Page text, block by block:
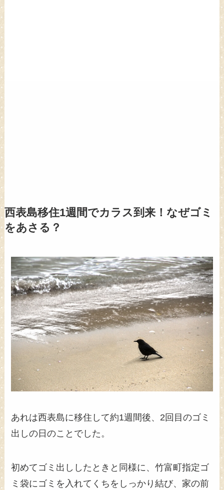
西表島移住1週間でカラス到来！なぜゴミ
をあさる？
あれは西表島に移住して約1週間後、2回目のゴミ
出しの日のことでした。
初めてゴミ出ししたときと同様に、竹富町指定ゴ
ミ袋にゴミを入れてくちをしっかり結び、家の前